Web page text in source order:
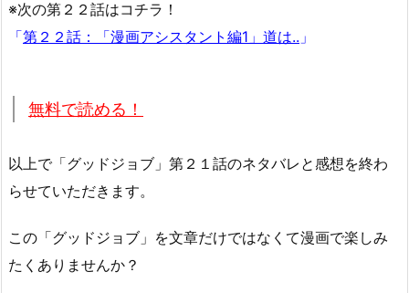
※次の第２２話はコチラ！
「第２２話：「漫画アシスタント編1」道は.. 」
無料で読める！
以上で「グッドジョブ」第２１話のネタバレと感想を終わ
らせていただきます。
この「グッドジョブ」を文章だけではなくて漫画で楽しみ
たくありませんか？